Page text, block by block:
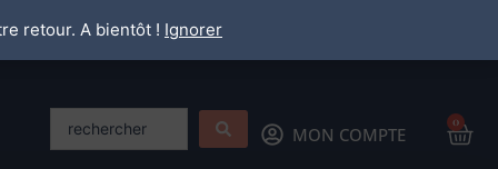
retour. A bientôt ! Ignorer
Search
...
MON COMPTE
0